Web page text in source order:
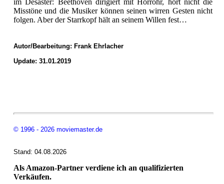
im Desaster: Beethoven dirigiert mit Hörrohr, hört nicht die
Misstöne und die Musiker können seinen wirren Gesten nicht
folgen. Aber der Starrkopf hält an seinem Willen fest…
Autor/Bearbeitung: Frank Ehrlacher
Update: 31.01.2019
© 1996 - 2026 moviemaster.de
Stand: 04.08.2026
Als Amazon-Partner verdiene ich an qualifizierten
Verkäufen.